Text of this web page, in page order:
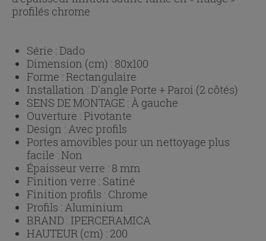
profilés chrome
Série :Dado
Dimension (cm) : 80x100
Forme :Rectangulaire
Installation :D'angle Porte + Paroi (2 côtés)
SENS DE MONTAGE : À gauche
Ouverture :Pivotante
Design : Avec profils
Portes amovibles pour un nettoyage plus
facile :Non
Épaisseur verre : 8 mm
Finition verre : Satiné
Finition profils : Chrome
Profils : Aluminium
BRAND : IPERCERAMICA
HAUTEUR (cm) : 200